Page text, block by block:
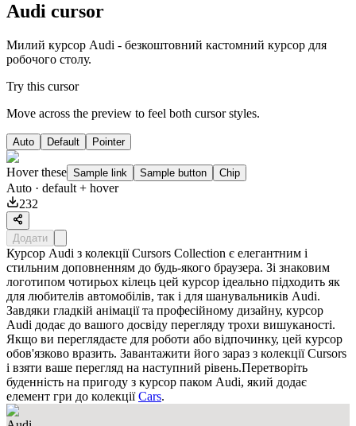
Audi cursor
Милий курсор Audi - безкоштовний кастомний курсор для
робочого столу.
Try this cursor
Move across the preview to feel both cursor styles.
Auto Default Pointer
Hover these Sample link Sample button Chip
Auto · default + hover
232
Додати
Курсор Audi з колекції Cursors Collection є елегантним і
стильним доповненням до будь-якого браузера. Зі знаковим
логотипом чотирьох кілець цей курсор ідеально підходить як
для любителів автомобілів, так і для шанувальників Audi.
Завдяки гладкій анімації та професійному дизайну, курсор
Audi додає до вашого досвіду перегляду трохи вишуканості.
Якщо ви переглядаєте для роботи або відпочинку, цей курсор
обов'язково вразить. Завантажити його зараз з колекції Cursors
і взяти ваше перегляд на наступний рівень.Перетворіть
буденність на пригоду з курсор паком Audi, який додає
елемент гри до колекціїCars.